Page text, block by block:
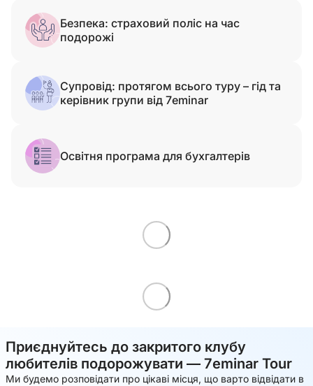
Безпека: страховий поліс на час
подорожі
Супровід: протягом всього туру – гід та
керівник групи від 7eminar
Освітня програма для бухгалтерів
Приєднуйтесь до закритого клубу
любителів подорожувати — 7eminar Tour
Ми будемо розповідати про цікаві місця, що варто відвідати в